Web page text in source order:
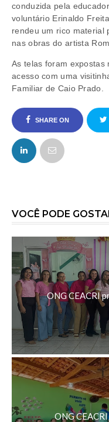
conduzida pela
voluntário Erinaldo
rendeu um rico material
nas obras do artista
As telas foram expostas
acesso com uma
Familiar de Caio Prado.
SHARE ON
FACEBOOK
VOCÊ PODE
ONG CEACRI
ONG